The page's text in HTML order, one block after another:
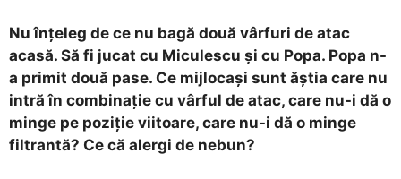
Nu înțeleg de ce nu bagă două vârfuri de atac
acasă. Să fi jucat cu Miculescu și cu Popa. Popa n-
a primit două pase. Ce mijlocași sunt ăștia care nu
intră în combinație cu vârful de atac, care nu-i dă o
minge pe poziție viitoare, care nu-i dă o minge
filtrantă? Ce că alergi de nebun?